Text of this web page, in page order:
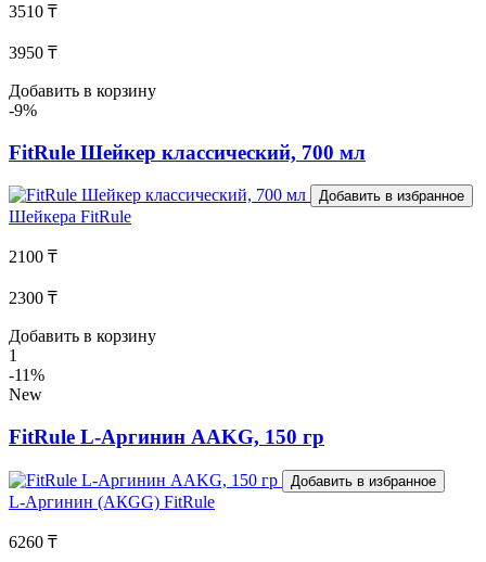
3510 ₸
3950 ₸
Добавить в корзину
-9%
FitRule Шейкер классический, 700 мл
Добавить в избранное
Шейкера FitRule
2100 ₸
2300 ₸
Добавить в корзину
1
-11%
New
FitRule L-Аргинин AAKG, 150 гр
Добавить в избранное
L-Аргинин (АКGG) FitRule
6260 ₸